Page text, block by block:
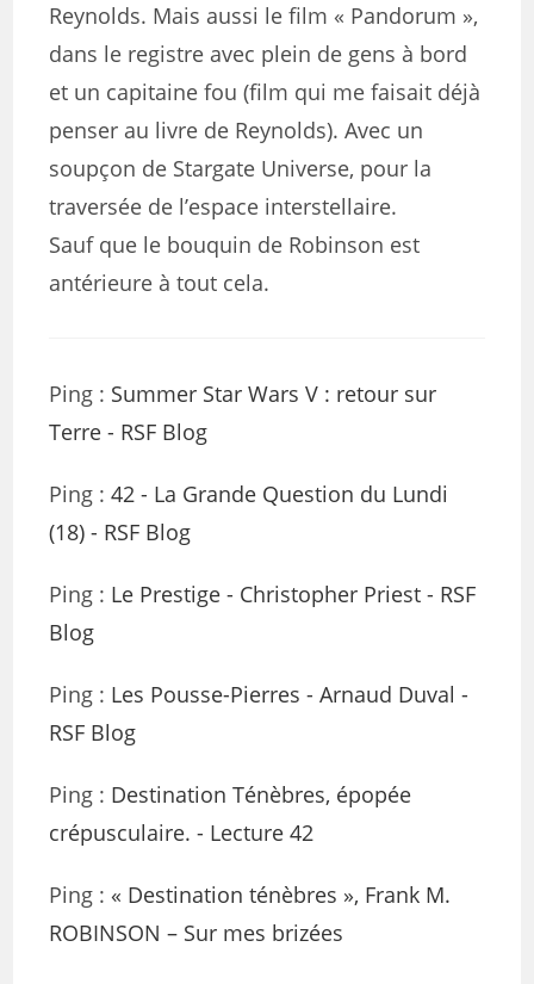
Reynolds. Mais aussi le film « Pandorum »,
dans le registre avec plein de gens à bord
et un capitaine fou (film qui me faisait déjà
penser au livre de Reynolds). Avec un
soupçon de Stargate Universe, pour la
traversée de l’espace interstellaire.
Sauf que le bouquin de Robinson est
antérieure à tout cela.
Ping : Summer Star Wars V : retour sur
Terre - RSF Blog
Ping :42 - La Grande Question du Lundi
(18) - RSF Blog
Ping : Le Prestige - Christopher Priest - RSF
Blog
Ping : Les Pousse-Pierres - Arnaud Duval -
RSF Blog
Ping : Destination Ténèbres, épopée
crépusculaire. - Lecture 42
Ping :« Destination ténèbres », Frank M.
ROBINSON – Sur mes brizées